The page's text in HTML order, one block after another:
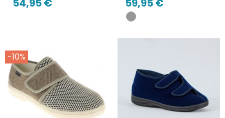
54,95 € 59,95 €
-10%